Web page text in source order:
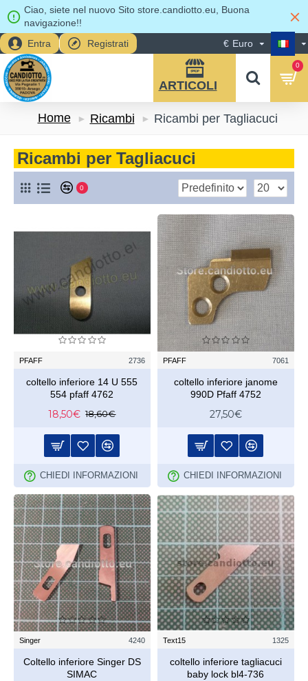
Ciao, siete nel nuovo Sito store.candiotto.eu, Buona
navigazione!!
Entra
Registrati € Euro
0
Home Ricambi Ricambi per Tagliacuci
Ricambi per Tagliacuci
0
PFAFF 2736
coltello inferiore 14 U 555
554 pfaff 4762
18,50€ 18,60€
CHIEDI INFORMAZIONI
PFAFF 7061
coltello inferiore janome
990D Pfaff 4752
27,50€
CHIEDI INFORMAZIONI
Singer 4240
Coltello inferiore Singer DS
SIMAC
Text15 1325
coltello inferiore tagliacuci
baby lock bl4-736